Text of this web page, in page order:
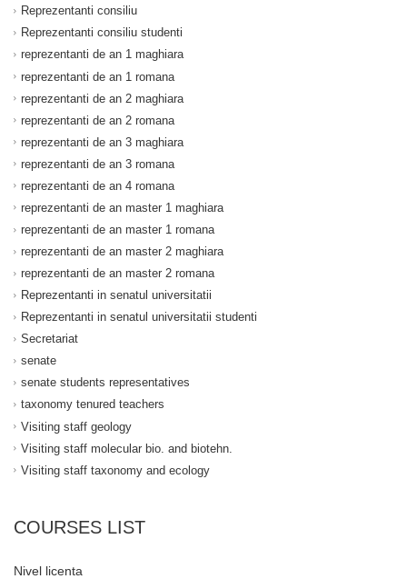
Reprezentanti consiliu
Reprezentanti consiliu studenti
reprezentanti de an 1 maghiara
reprezentanti de an 1 romana
reprezentanti de an 2 maghiara
reprezentanti de an 2 romana
reprezentanti de an 3 maghiara
reprezentanti de an 3 romana
reprezentanti de an 4 romana
reprezentanti de an master 1 maghiara
reprezentanti de an master 1 romana
reprezentanti de an master 2 maghiara
reprezentanti de an master 2 romana
Reprezentanti in senatul universitatii
Reprezentanti in senatul universitatii studenti
Secretariat
senate
senate students representatives
taxonomy tenured teachers
Visiting staff geology
Visiting staff molecular bio. and biotehn.
Visiting staff taxonomy and ecology
COURSES LIST
Nivel licenta